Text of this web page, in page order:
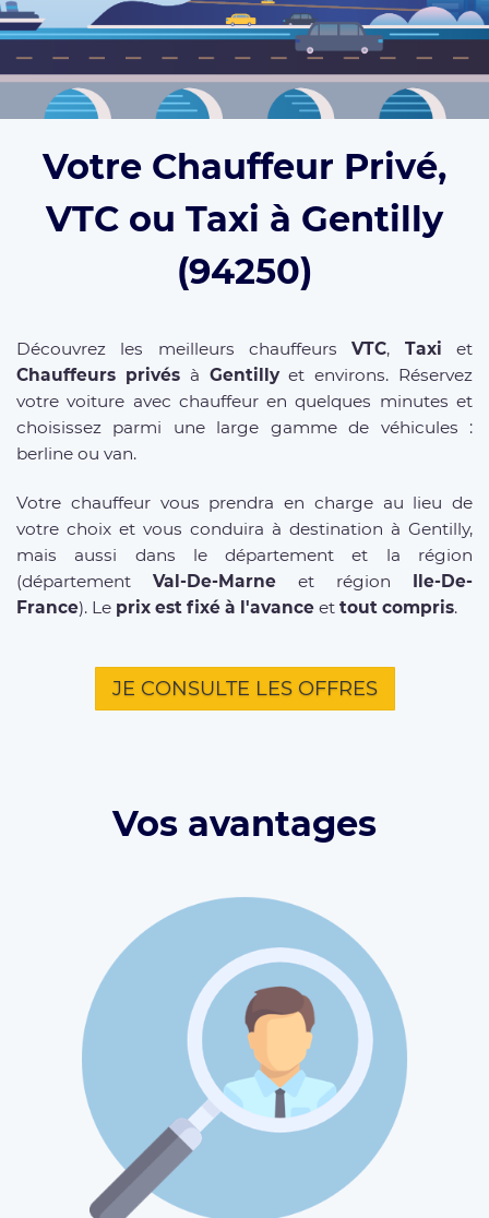
Votre Chauffeur Privé,
VTC ou Taxi à Gentilly
(94250)
Découvrez les meilleurs chauffeursVTC, Taxi et
Chauffeurs privésà Gentillyet environs. Réservez
votre voiture avec chauffeur en quelques minutes et
choisissez parmi une large gamme de véhicules :
berline ou van.
Votre chauffeur vous prendra en charge au lieu de
votre choix et vous conduira à destination à Gentilly,
mais aussi dans le département et la région
(département Val-De-Marne et région
Ile-De-
France). Le prix est fixé à l'avance et tout compris.
JE CONSULTE LES OFFRES
Vos avantages